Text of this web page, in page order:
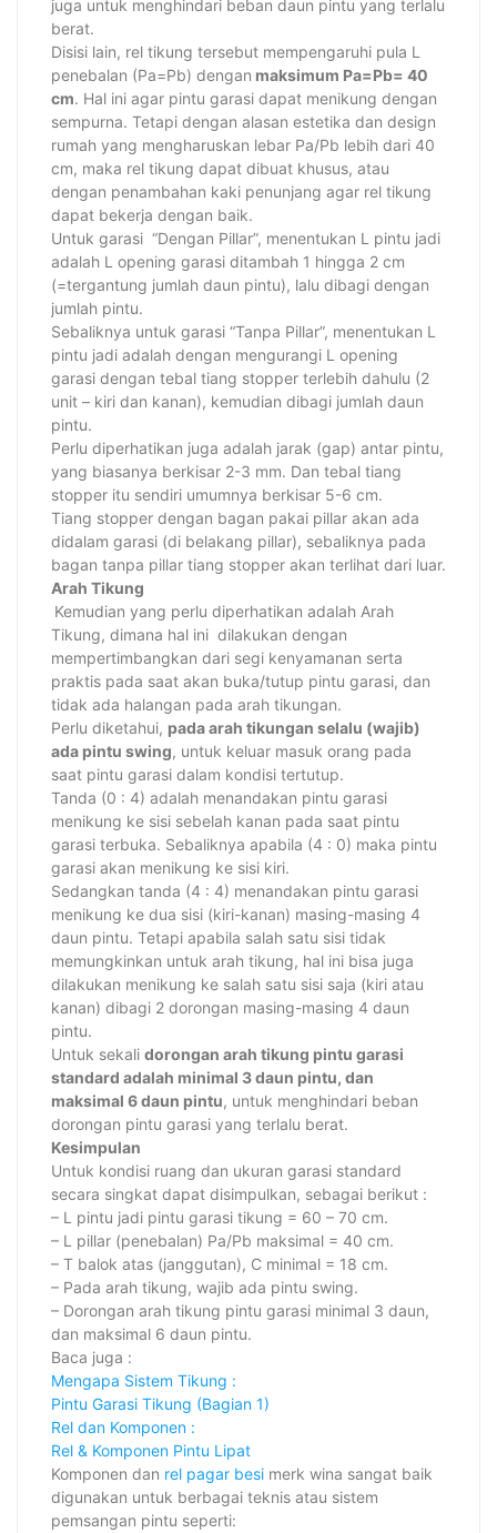
juga untuk menghindari beban daun pintu yang terlalu
berat.
Disisi lain, rel tikung tersebut mempengaruhi pula L
penebalan (Pa=Pb) dengan maksimum Pa=Pb= 40
cm. Hal ini agar pintu garasi dapat menikung dengan
sempurna. Tetapi dengan alasan estetika dan design
rumah yang mengharuskan lebar Pa/Pb lebih dari 40
cm, maka rel tikung dapat dibuat khusus, atau
dengan penambahan kaki penunjang agar rel tikung
dapat bekerja dengan baik.
Untuk garasi “Dengan Pillar”, menentukan L pintu jadi
adalah L opening garasi ditambah 1 hingga 2 cm
(=tergantung jumlah daun pintu), lalu dibagi dengan
jumlah pintu.
Sebaliknya untuk garasi “Tanpa Pillar”, menentukan L
pintu jadi adalah dengan mengurangi L opening
garasi dengan tebal tiang stopper terlebih dahulu (2
unit – kiri dan kanan), kemudian dibagi jumlah daun
pintu.
Perlu diperhatikan juga adalah jarak (gap) antar pintu,
yang biasanya berkisar 2-3 mm. Dan tebal tiang
stopper itu sendiri umumnya berkisar 5-6 cm.
Tiang stopper dengan bagan pakai pillar akan ada
didalam garasi (di belakang pillar), sebaliknya pada
bagan tanpa pillar tiang stopper akan terlihat dari luar.
Arah Tikung
Kemudian yang perlu diperhatikan adalah Arah
Tikung, dimana hal ini dilakukan dengan
mempertimbangkan dari segi kenyamanan serta
praktis pada saat akan buka/tutup pintu garasi, dan
tidak ada halangan pada arah tikungan.
Perlu diketahui, pada arah tikungan selalu (wajib)
ada pintu swing, untuk keluar masuk orang pada
saat pintu garasi dalam kondisi tertutup.
Tanda (0 : 4) adalah menandakan pintu garasi
menikung ke sisi sebelah kanan pada saat pintu
garasi terbuka. Sebaliknya apabila (4 : 0) maka pintu
garasi akan menikung ke sisi kiri.
Sedangkan tanda (4 : 4) menandakan pintu garasi
menikung ke dua sisi (kiri-kanan) masing-masing 4
daun pintu. Tetapi apabila salah satu sisi tidak
memungkinkan untuk arah tikung, hal ini bisa juga
dilakukan menikung ke salah satu sisi saja (kiri atau
kanan) dibagi 2 dorongan masing-masing 4 daun
pintu.
Untuk sekali dorongan arah tikung pintu garasi
standard adalah minimal 3 daun pintu, dan
maksimal 6 daun pintu, untuk menghindari beban
dorongan pintu garasi yang terlalu berat.
Kesimpulan
Untuk kondisi ruang dan ukuran garasi standard
secara singkat dapat disimpulkan, sebagai berikut :
– L pintu jadi pintu garasi tikung = 60 – 70 cm.
– L pillar (penebalan) Pa/Pb maksimal = 40 cm.
– T balok atas (janggutan), C minimal = 18 cm.
– Pada arah tikung, wajib ada pintu swing.
– Dorongan arah tikung pintu garasi minimal 3 daun,
dan maksimal 6 daun pintu.
Baca juga :
Mengapa Sistem Tikung :
Pintu Garasi Tikung (Bagian 1)
Rel dan Komponen :
Rel & Komponen Pintu Lipat
Komponen dan rel pagar besi merk wina sangat baik
digunakan untuk berbagai teknis atau sistem
pemsangan pintu seperti: